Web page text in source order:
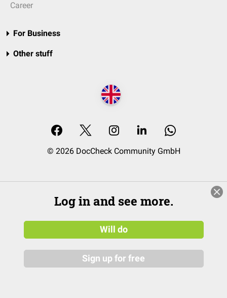
Career
For Business
Other stuff
© 2026 DocCheck Community GmbH
Log in and see more.
Will do
Sign up for free